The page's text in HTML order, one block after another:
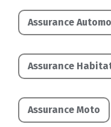
Assurance
Assurance
Assurance Moto